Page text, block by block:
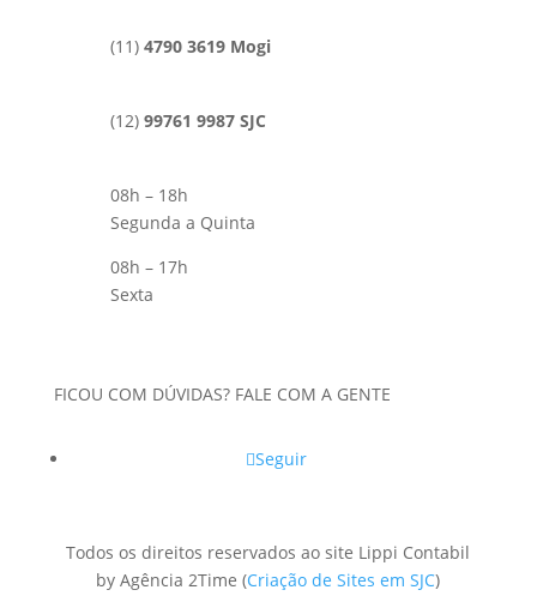
(11) 4790 3619 Mogi
(12) 99761 9987 SJC
08h – 18h
Segunda a Quinta
08h – 17h
Sexta
FICOU COM DÚVIDAS? FALE COM A GENTE
Seguir
Todos os direitos reservados ao site Lippi Contabil
by Agência 2Time(Criação de Sites em SJC)